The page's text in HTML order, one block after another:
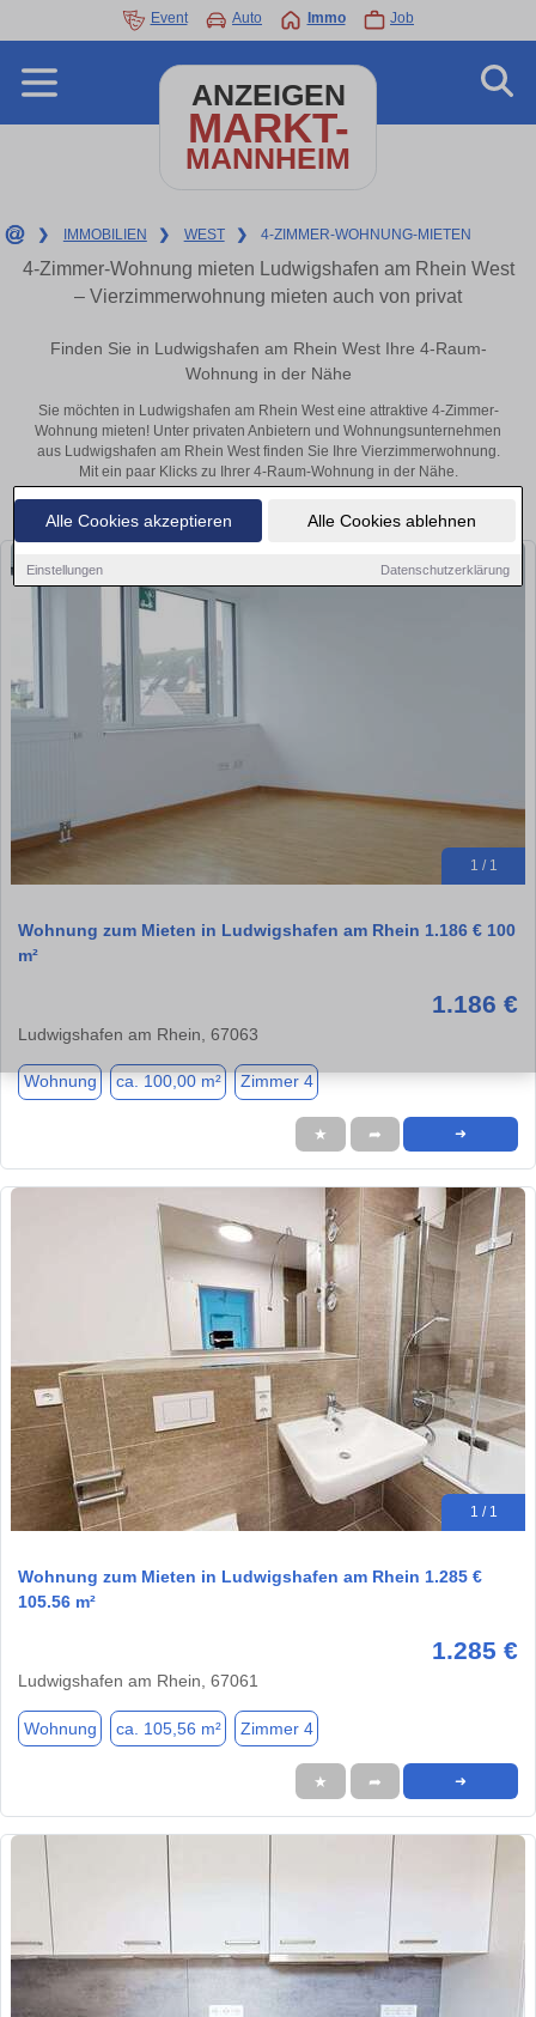
Alle Cookies akzeptieren Alle Cookies ablehnen
Einstellungen Datenschutzerklärung
Event Auto Immo Job
ANZEIGEN
MARKT-
MANNHEIM
❯ IMMOBILIEN ❯ WEST ❯ 4-ZIMMER-WOHNUNG-MIETEN
4-Zimmer-Wohnung mieten Ludwigshafen am Rhein West
– Vierzimmerwohnung mieten auch von privat
Finden Sie in Ludwigshafen am Rhein West Ihre 4-Raum-
Wohnung in der Nähe
Sie möchten in Ludwigshafen am Rhein West eine attraktive 4-Zimmer-
Wohnung mieten! Unter privaten Anbietern und Wohnungsunternehmen
aus Ludwigshafen am Rhein West finden Sie Ihre Vierzimmerwohnung.
Mit ein paar Klicks zu Ihrer 4-Raum-Wohnung in der Nähe.
Aktuelle Wohnung zum mieten
1 / 1
Wohnung zum Mieten in Ludwigshafen am Rhein 1.186 € 100
m²
1.186 €
Ludwigshafen am Rhein, 67063
Wohnung ca. 100,00 m² Zimmer 4
★ ➦ ➜
1 / 1
Wohnung zum Mieten in Ludwigshafen am Rhein 1.285 €
105.56 m²
1.285 €
Ludwigshafen am Rhein, 67061
Wohnung ca. 105,56 m² Zimmer 4
★ ➦ ➜